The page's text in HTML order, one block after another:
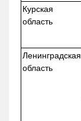
Курская
область
Ленинградская
область